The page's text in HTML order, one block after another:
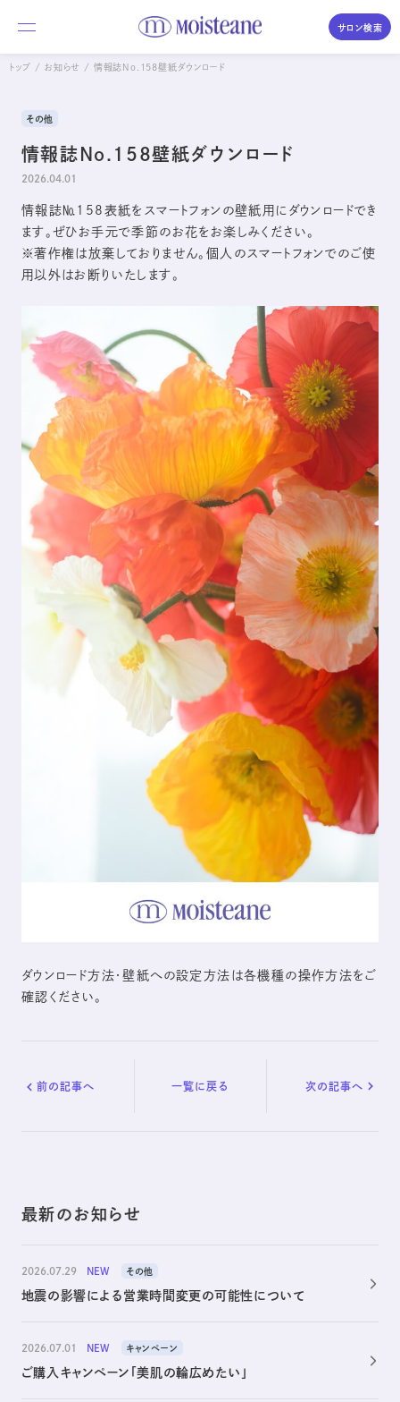
サロン検索
商品のご紹介
モイスティーヌ
Moisteane
自宅で、エステ並みの本格スキンケア
エス・エス
S.S
優しさを求めるデリケートな肌に
コントラージュ
Contrage
究極のエイジレスを
Lamino series
Lamino
20代から始めるシンプルなスキンケア
ボディ&ヘアケア、UVケアまで
シリーズ一覧を見る
体験・購入の流れ
コラム／素肌づくりの時間
よくあるご質問
サロンを探す
OFFICIAL SNS
Instagram
FOR BUSINESS
取扱店募集
アドバイザー専用ページ
トップ お知らせ 情報誌No.158壁紙ダウンロード
その他
情報誌No.158壁紙ダウンロード
2026.04.01
情報誌№158表紙をスマートフォンの壁紙用にダウンロードでき
ます。ぜひお手元で季節のお花をお楽しみください。
※著作権は放棄しておりません。個人のスマートフォンでのご使
用以外はお断りいたします。
ダウンロード方法・壁紙への設定方法は各機種の操作方法をご
確認ください。
前の記事へ 一覧に戻る 次の記事へ
最新のお知らせ
2026.07.29 NEW その他
地震の影響による営業時間変更の可能性について
2026.07.01 NEW キャンペーン
ご購入キャンペーン「美肌の輪広めたい」